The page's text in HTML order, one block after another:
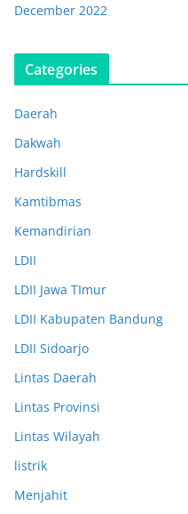
December 2022
Categories
Daerah
Dakwah
Hardskill
Kamtibmas
Kemandirian
LDII
LDII Jawa TImur
LDII Kabupaten Bandung
LDII Sidoarjo
Lintas Daerah
Lintas Provinsi
Lintas Wilayah
listrik
Menjahit